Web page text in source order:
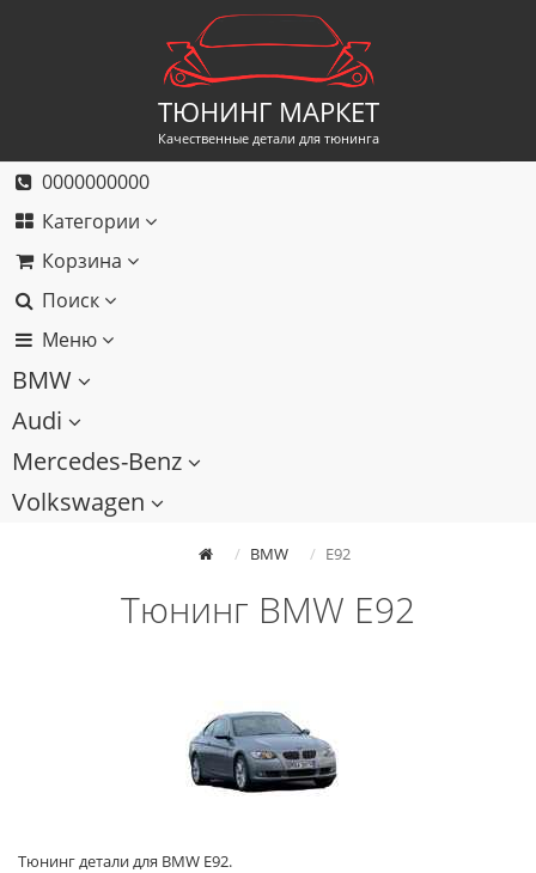
ТЮНИНГ МАРКЕТ
Качественные детали для тюнинга
0000000000
Категории
Корзина
Поиск
Меню
BMW
Audi
Mercedes-Benz
Volkswagen
BMW E92
Тюнинг BMW E92
Тюнинг детали для BMW E92.